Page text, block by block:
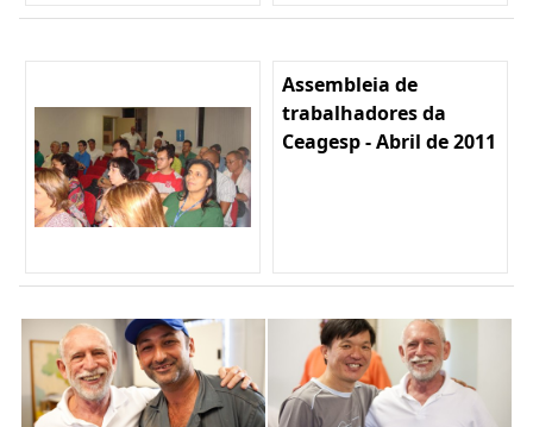
Assembleia de
trabalhadores da
Ceagesp - Abril de 2011